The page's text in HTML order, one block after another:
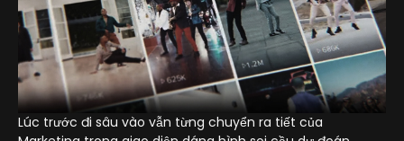
Lúc trước đi sâu vào vẫn từng chuyển ra tiết của